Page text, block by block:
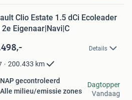
Clio Estate 1.5 dCi Ecoleader
2e Eigenaar|Navi|C
Details
200.433 km
NAP gecontroleerd
Alle milieu/emissie zones
Dagtopper
Vandaag